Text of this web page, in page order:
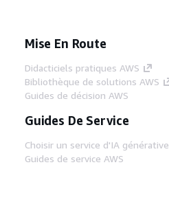
Mise En Route
Didacticiels pratiques AWS
Bibliothèque de solutions AWS
Guides de décision AWS
Guides De Service
Choisir un service d'IA générative
Guides de service AWS